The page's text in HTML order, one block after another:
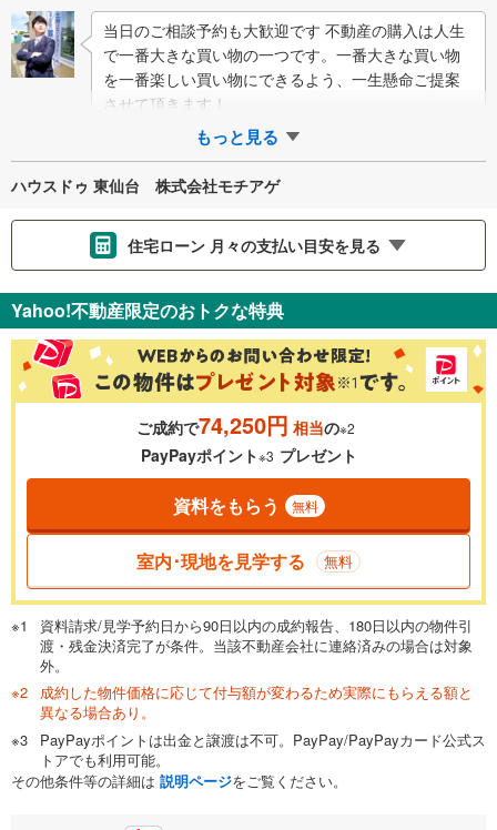
当日のご相談予約も大歓迎です 不動産の購入は人生
で一番大きな買い物の一つです。一番大きな買い物
を一番楽しい買い物にできるよう、一生懸命ご提案
させて頂きます！
もっと見る
ハウスドゥ 東仙台 株式会社モチアゲ
住宅ローン 月々の支払い目安を見る
金利 ％
0.01%
一般的には最長35年まで借り入れ可能です。多くの金融機関
が完済時の年齢は80歳までを条件としています。
閉じる
頭金 万円
0万円 4,950万円
自己資金から住宅購入にかけられる金額を入力してくださ
い。一般的には物件価格の2割までが目安です。
閉じる
ボーナス
万円
Yahoo!不動産限定のおトクな特典
ご成約で74,250円 相当の※2
PayPayポイント※3 プレゼント
資料をもらう 無料
室内･現地を見学する 無料
資料請求/見学予約日から90日以内の成約報告、180日以内の物件引
渡・残金決済完了が条件。当該不動産会社に連絡済みの場合は対象
外。
成約した物件価格に応じて付与額が変わるため実際にもらえる額と
異なる場合あり。
PayPayポイントは出金と譲渡は不可。PayPay/PayPayカード公式ス
トアでも利用可能。
その他条件等の詳細は 説明ページをご覧ください。